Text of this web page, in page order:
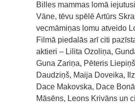
Billes mammas lomā
Vāne, tēvu spēlē Artūrs
vecmāmiņas lomu atveido
Filmā piedalās arī citi
aktieri – Lilita Ozoliņa,
Guna Zariņa, Pēteris
Daudziņš, Maija Doveika,
Dace Makovska, Dace
Māsēns, Leons Krivāns un